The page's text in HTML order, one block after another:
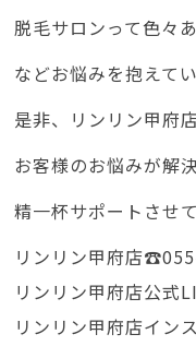
脱毛サロンって色々
などお悩みを抱えて
是非、リンリン甲府
お客様のお悩みが解
精一杯サポートさせ
リンリン甲府店
リンリン甲府店公式
リンリン甲府店イ